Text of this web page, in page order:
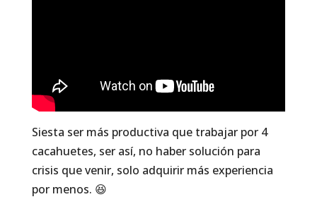
Siesta ser más productiva que trabajar por 4
cacahuetes, ser así, no haber solución para
crisis que venir, solo adquirir más experiencia
por menos. 😆